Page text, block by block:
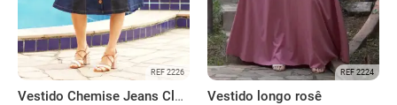
REF 2226
Vestido Chemise Jeans Clássica Serena
REF 2224
Vestido longo rosê